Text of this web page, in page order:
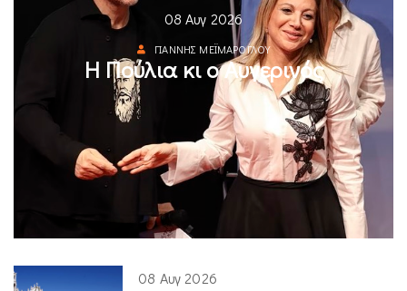
08 Αυγ 2026
ΓΙΆΝΝΗΣ ΜΕΪΜΆΡΟΓΛΟΥ
Η Πούλια κι ο Αυγερινός
08 Αυγ 2026